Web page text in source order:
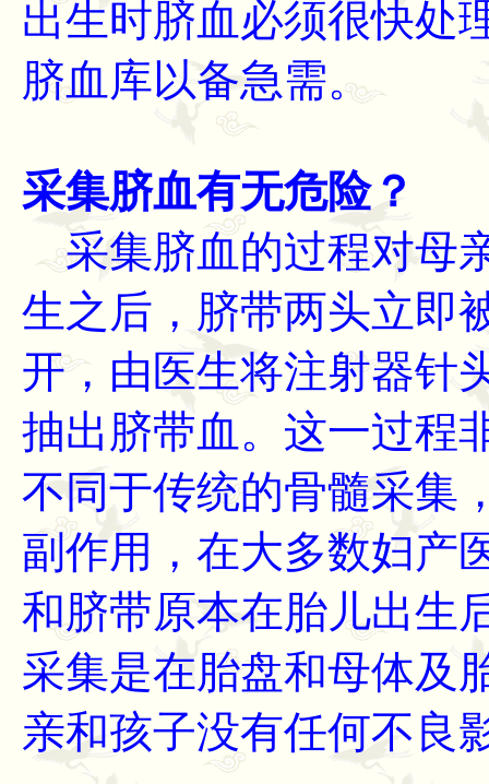
出生时脐血必须很快处
脐血库以备急需。
采集脐血有无危险？
采集脐血的过程对母
生之后，脐带两头立即
开，由医生将注射器针
抽出脐带血。这一过程
不同于传统的骨髓采集
副作用，在大多数妇产
和脐带原本在胎儿出生
采集是在胎盘和母体及
亲和孩子没有任何不良